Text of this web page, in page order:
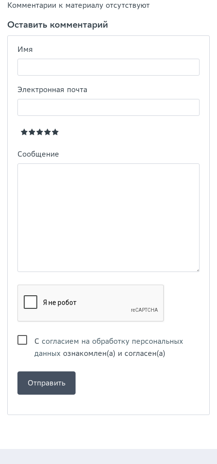
Комментарии к материалу отсутствуют
Оставить комментарий
Имя
Электронная почта
Сообщение
С согласием на обработку персональных
данных ознакомлен(а) и согласен(а)